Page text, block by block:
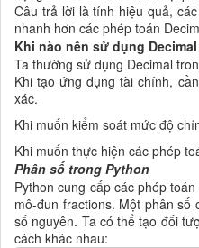
Câu trả lời là tính hiệu quả,
nhanh hơn các phép toán
Khi nào nên sử dụng
Ta thường sử dụng Decimal
Khi tạo ứng dụng tài chính,
xác.
Khi muốn kiểm soát mức độ
Khi muốn thực hiện các phép
Phân số trong Python
Python cung cấp các phép
mô-đun fractions. Một phân
số nguyên. Ta có thể tạo đối
cách khác nhau: